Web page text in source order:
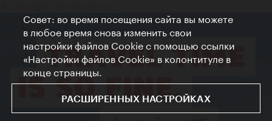
Совет: во время посещения сайта вы можете
в любое время снова изменить свои
настройки файлов Cookie с помощью ссылки
«Настройки файлов Cookie» в колонтитуле в
конце страницы.
РАСШИРЕННЫХ НАСТРОЙКАХ